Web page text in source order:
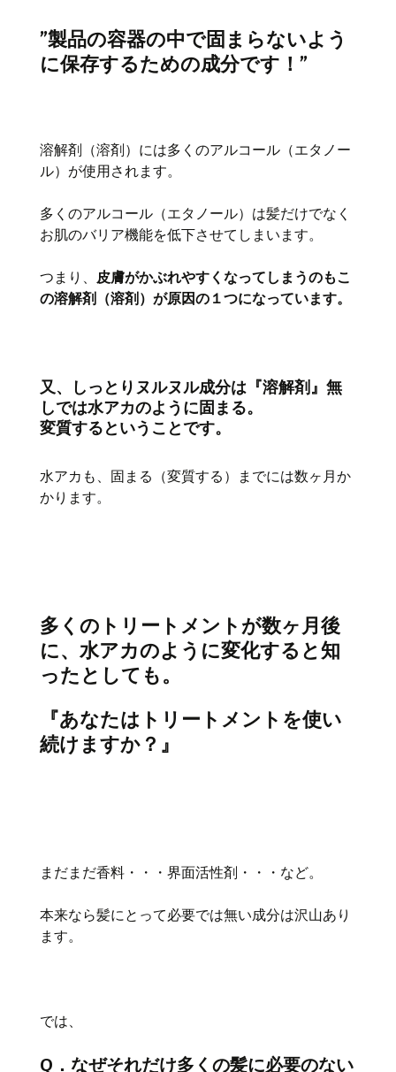
”製品の容器の中で固まらないよう
に保存するための成分です！”
溶解剤（溶剤）には多くのアルコール（エタノー
ル）が使用されます。
多くのアルコール（エタノール）は髪だけでなく
お肌のバリア機能を低下させてしまいます。
つまり、 皮膚がかぶれやすくなってしまうのもこ
の溶解剤（溶剤）が原因の１つになっています。
又、
しっとりヌルヌル成分は『溶解剤』無
しでは水アカのように固まる。
変質するということです。
水アカも、固まる（変質する）までには数ヶ月か
かります。
多くのトリートメントが数ヶ月後
に、水アカのように変化すると知
ったとしても。
『あなたはトリートメントを使い
続けますか？』
まだまだ香料・・・界面活性剤・・・など。
本来なら髪にとって必要では無い成分は沢山あり
ます。
では、
Q．なぜそれだけ多くの髪に必要のない